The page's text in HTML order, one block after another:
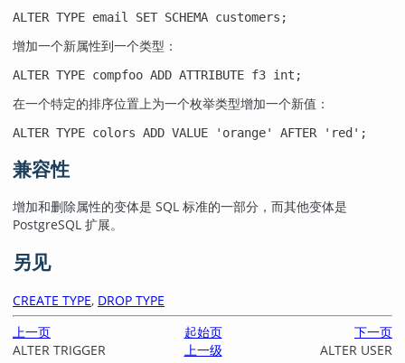
ALTER TYPE email SET SCHEMA customers;
增加一个新属性到一个类型：
ALTER TYPE compfoo ADD ATTRIBUTE f3 int;
在一个特定的排序位置上为一个枚举类型增加一个新值：
ALTER TYPE colors ADD VALUE 'orange' AFTER 'red';
兼容性
增加和删除属性的变体是 SQL 标准的一部分，而其他变体是
PostgreSQL 扩展。
另见
CREATE TYPE, DROP TYPE
上一页
起始页
下一页
ALTER TRIGGER
上一级 ALTER USER